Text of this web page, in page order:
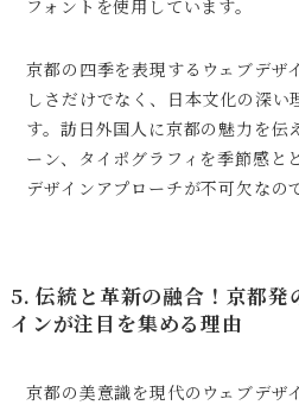
フォントを使用しています。
京都の四季を表現するウェブデザ
しさだけでなく、日本文化の深い
す。訪日外国人に京都の魅力を伝
ーン、タイポグラフィを季節感と
デザインアプローチが不可欠なの
5. 伝統と革新の融合！京都発
インが注目を集める理由
京都の美意識を現代のウェブデザ